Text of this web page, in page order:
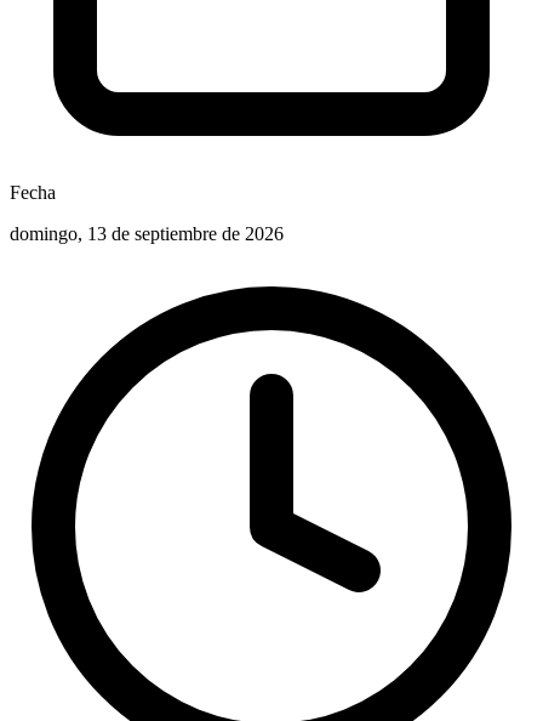
Fecha
domingo, 13 de septiembre de 2026